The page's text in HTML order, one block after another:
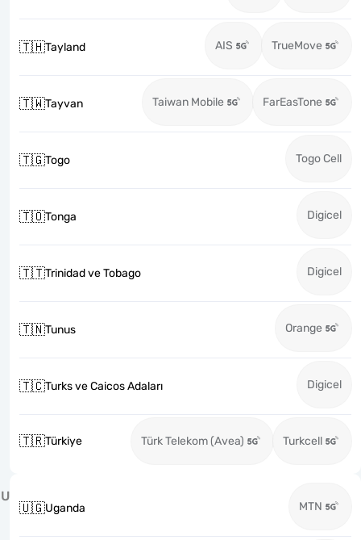
🇹🇭Tayland AIS TrueMove
🇹🇼Tayvan Taiwan Mobile FarEasTone
🇹🇬Togo Togo Cell
🇹🇴Tonga Digicel
🇹🇹Trinidad ve Tobago Digicel
🇹🇳Tunus Orange
🇹🇨Turks ve Caicos Adaları Digicel
🇹🇷Türkiye Türk Telekom (Avea) Turkcell
U
🇺🇬Uganda MTN